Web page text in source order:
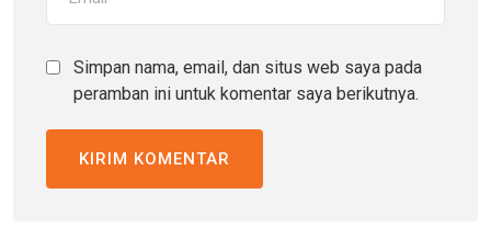
Simpan nama, email, dan situs web saya pada
peramban ini untuk komentar saya berikutnya.